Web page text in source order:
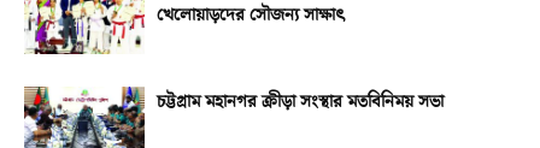
খেলোয়াড়দের সৌজন্য সাক্ষাৎ
চট্টগ্রাম মহানগর ক্রীড়া সংস্থার মতবিনিময় সভা